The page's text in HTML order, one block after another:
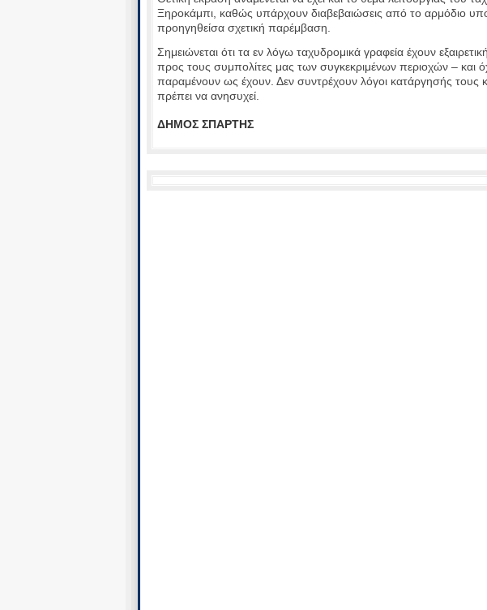
Ξηροκάμπι, καθώς υπάρχουν διαβεβαιώσεις από το αρμόδιο
προηγηθείσα σχετική παρέμβαση.
Σημειώνεται ότι τα εν λόγω ταχυδρομικά γραφεία έχουν
προς τους συμπολίτες μας των συγκεκριμένων περιοχών – και
παραμένουν ως έχουν. Δεν συντρέχουν λόγοι κατάργησής τους
πρέπει να ανησυχεί.
ΔΗΜΟΣ ΣΠΑΡΤΗΣ